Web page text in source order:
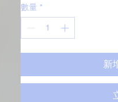
數量 *
新